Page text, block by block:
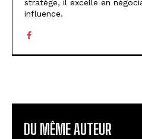
stratège, il excelle en
influence.
DU MÊME AUTEUR